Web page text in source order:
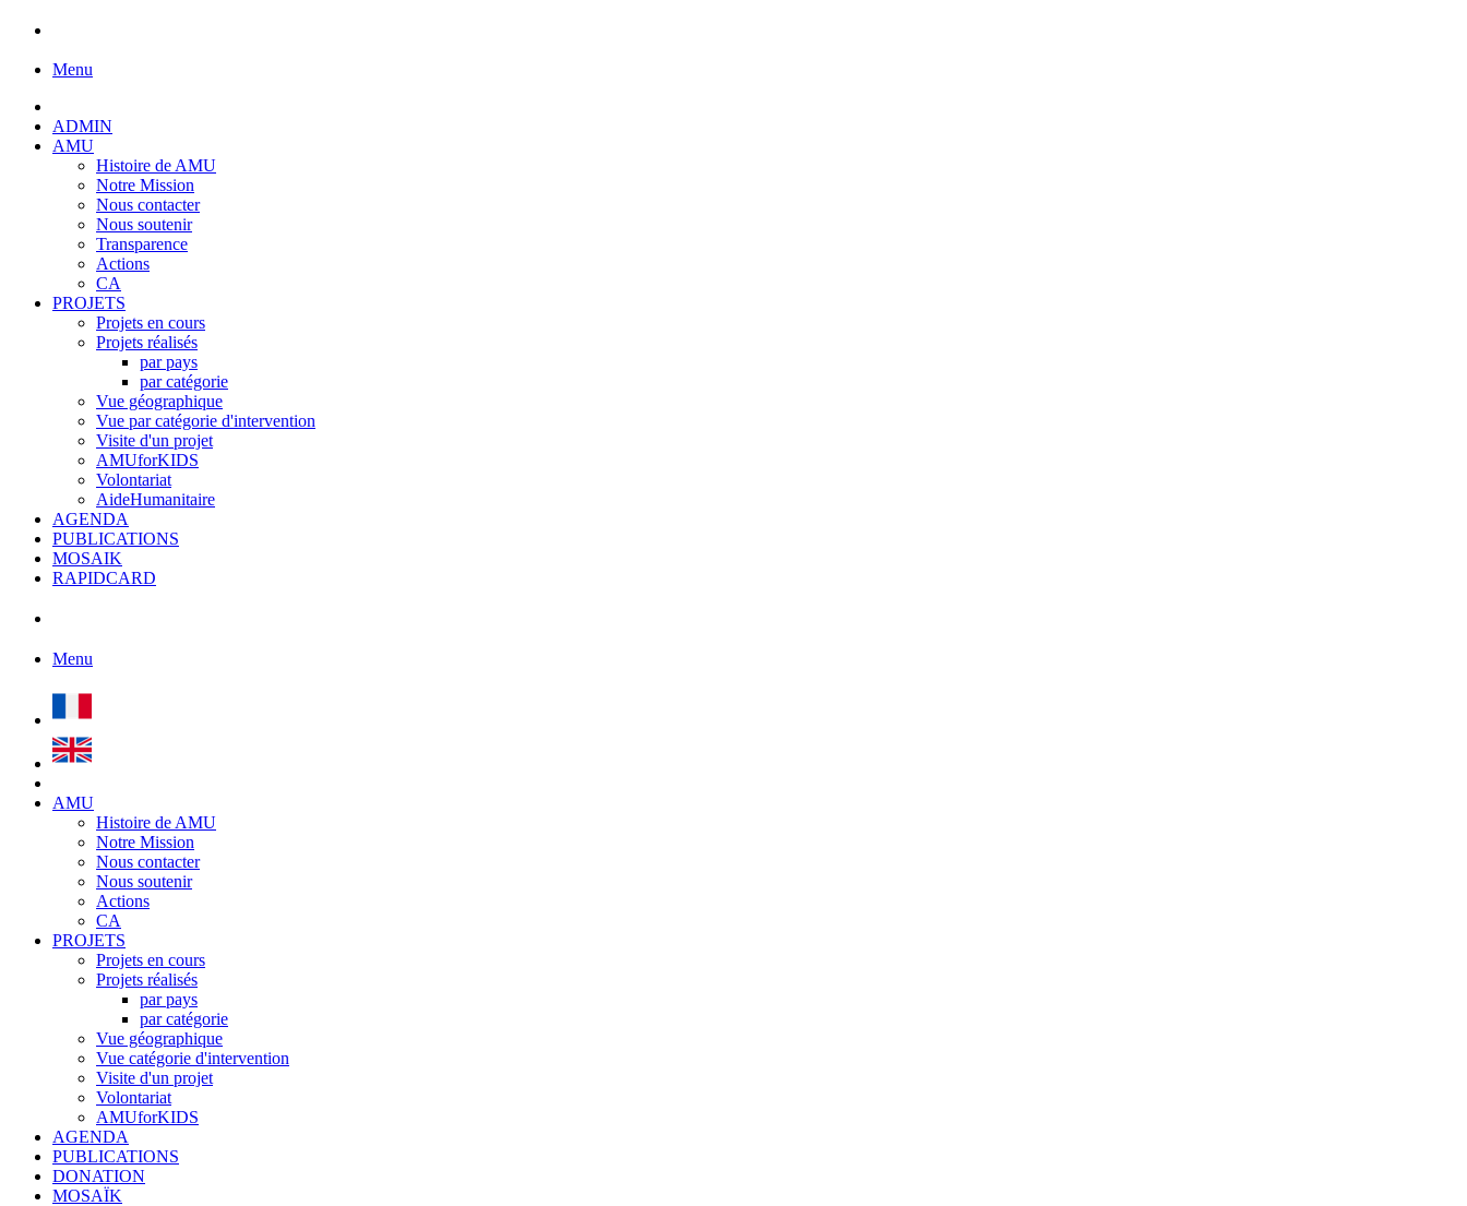
Menu
ADMIN
AMU
Histoire de AMU
Notre Mission
Nous contacter
Nous soutenir
Transparence
Actions
CA
PROJETS
Projets en cours
Projets réalisés
par pays
par catégorie
Vue géographique
Vue par catégorie d'intervention
Visite d'un projet
AMUforKIDS
Volontariat
AideHumanitaire
AGENDA
PUBLICATIONS
MOSAIK
RAPIDCARD
Menu
AMU
Histoire de AMU
Notre Mission
Nous contacter
Nous soutenir
Actions
CA
PROJETS
Projets en cours
Projets réalisés
par pays
par catégorie
Vue géographique
Vue catégorie d'intervention
Visite d'un projet
Volontariat
AMUforKIDS
AGENDA
PUBLICATIONS
DONATION
MOSAÏK